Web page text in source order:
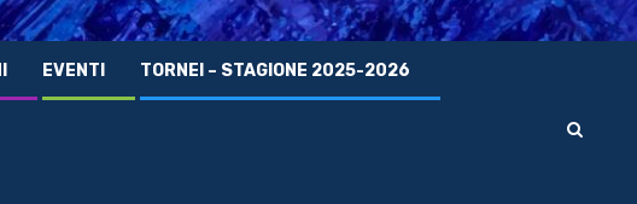
EVENTI TORNEI – STAGIONE 2025-2026